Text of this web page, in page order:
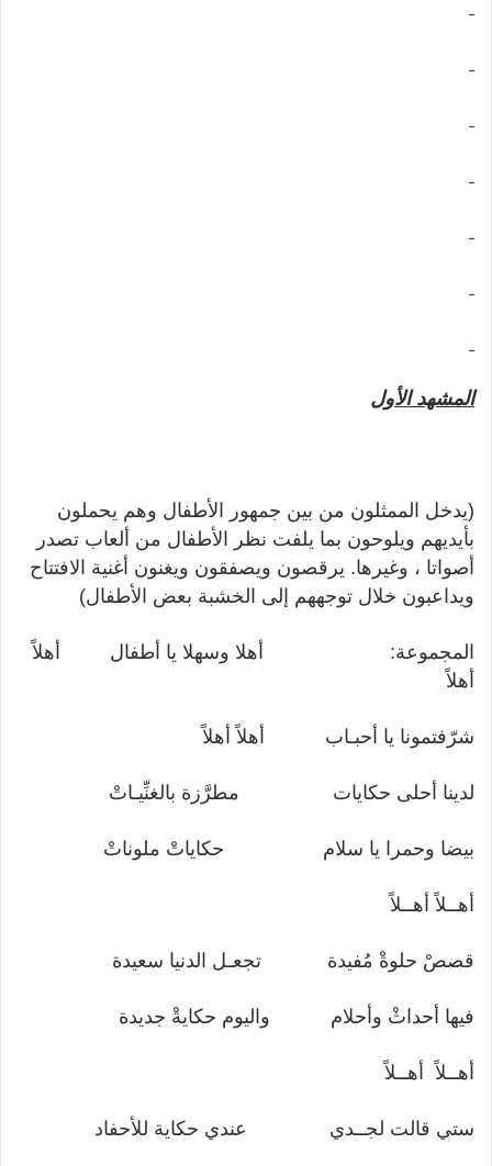
المشهد الأول
(يدخل الممثلون من بين جمهور الأطفال وهم يحملون
بأيديهم ويلوحون بما يلفت نظر الأطفال من ألعاب تصدر
أصواتا ، وغيرها. يرقصون ويصفقون ويغنون أغنية الافتتاح
ويداعبون خلال توجههم إلى الخشبة بعض الأطفال)
المجموعة: أهلا وسهلا يا أطفال أهلاً
أهلاً
شرّفتمونا يا أحبـاب أهلاً أهلاً
لدينا أحلى حكايات مطرَّزة بالغنِّيـاتْ
بيضا وحمرا يا سلام حكاياتْ ملوناتْ
أهــلاً أهــلاً
قصصْ حلوةْ مُفيدة تجعـل الدنيا سعيدة
فيها أحداثْ وأحلام واليوم حكايةْ جديدة
أهــلاً أهــلاً
ستي قالت لجــدي عندي حكاية للأحفاد